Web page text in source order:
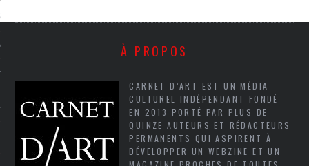
EN VOD
À PROPOS
CARNET D’ART EST UN MÉDIA
CULTUREL INDÉPENDANT FONDÉ
EN 2013 PORTÉ PAR PLUS DE
QUINZE AUTEURS ET RÉDACTEURS
PERMANENTS QUI ASPIRENT À
DÉVELOPPER UN WEBZINE ET UN